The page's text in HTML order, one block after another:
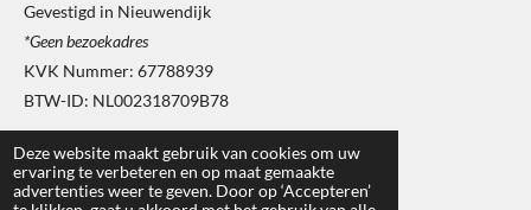
Deze website maakt gebruik van cookies om uw
ervaring te verbeteren en op maat gemaakte
advertenties weer te geven. Door op ‘Accepteren’
Gevestigd in Nieuwendijk
*Geen bezoekadres
KVK Nummer: 67788939
BTW-ID: NL002318709B78